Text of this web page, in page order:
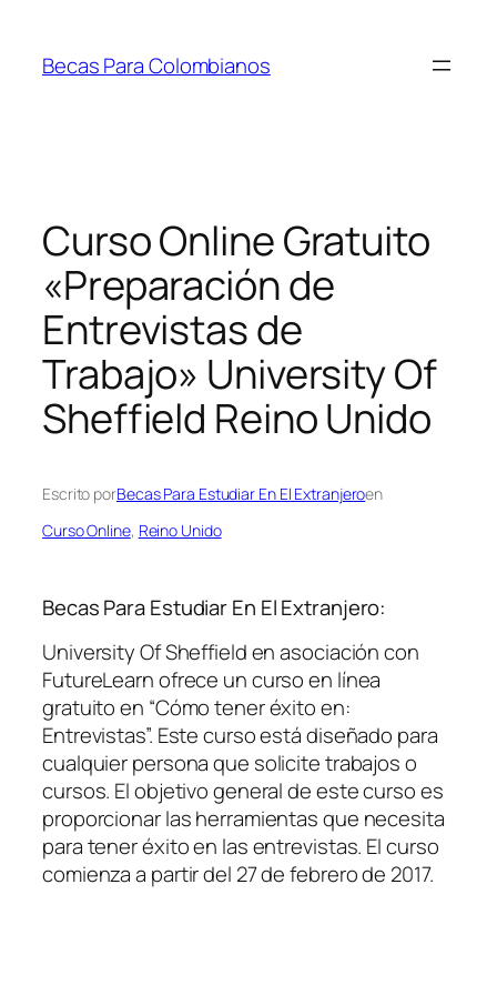
contenido
Becas Para Colombianos
Curso Online Gratuito
«Preparación de
Entrevistas de
Trabajo» University Of
Sheffield Reino Unido
Escrito porBecas Para Estudiar En El Extranjeroen
Curso Online, Reino Unido
Becas Para Estudiar En El Extranjero:
University Of Sheffield en asociación con
FutureLearn ofrece un curso en línea
gratuito en “Cómo tener éxito en:
Entrevistas”. Este curso está diseñado para
cualquier persona que solicite trabajos o
cursos. El objetivo general de este curso es
proporcionar las herramientas que necesita
para tener éxito en las entrevistas. El curso
comienza a partir del 27 de febrero de 2017.